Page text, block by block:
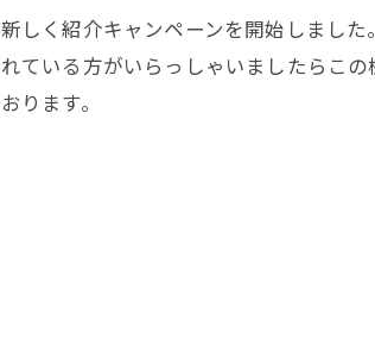
新しく紹介キャンペーンを開始しまし
れている方がいらっしゃいましたらこ
おります。